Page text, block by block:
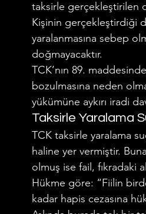
taksirle gerçekleştirilen
Kişinin gerçekleştirdiği
yaralanmasına sebep
doğmayacaktır.
TCK’nın 89.
bozulmasına neden
yükümüne aykırı iradi
Taksirle Yaralama
TCK taksirle yaralama
haline yer vermiştir.
olmuş ise fail, fıkradaki
Hükme göre: “Fiilin
kadar hapis cezasına